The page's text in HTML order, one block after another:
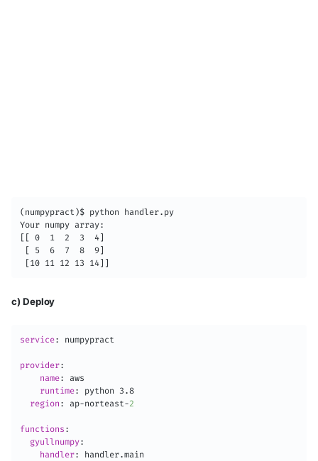
(numpypract)$ python handler.py
Your numpy array:
[[ 0  1  2  3  4]
[ 5  6  7  8  9]
[10 11 12 13 14]]
c) Deploy
service: numpypract
provider:
name:
aws
runtime:
python 3.8
region : ap-norteast-2
functions :
gyullnumpy:
handler: handler.main